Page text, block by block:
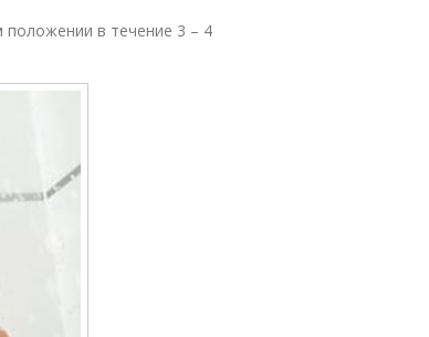
положении в течение 3 – 4